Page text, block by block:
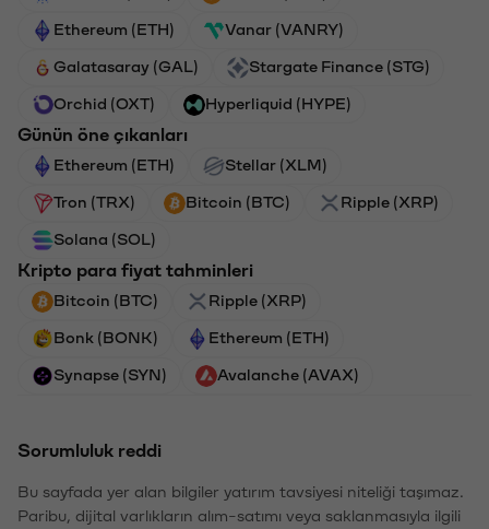
Ethereum (ETH) Vanar (VANRY)
Galatasaray (GAL) Stargate Finance (STG)
Orchid (OXT) Hyperliquid (HYPE)
Günün öne çıkanları
Ethereum (ETH) Stellar (XLM)
Tron (TRX) Bitcoin (BTC) Ripple (XRP)
Solana (SOL)
Kripto para fiyat tahminleri
Bitcoin (BTC) Ripple (XRP)
Bonk (BONK) Ethereum (ETH)
Synapse (SYN) Avalanche (AVAX)
Sorumluluk reddi
Bu sayfada yer alan bilgiler yatırım tavsiyesi niteliği taşımaz.
Paribu, dijital varlıkların alım-satımı veya saklanmasıyla ilgili